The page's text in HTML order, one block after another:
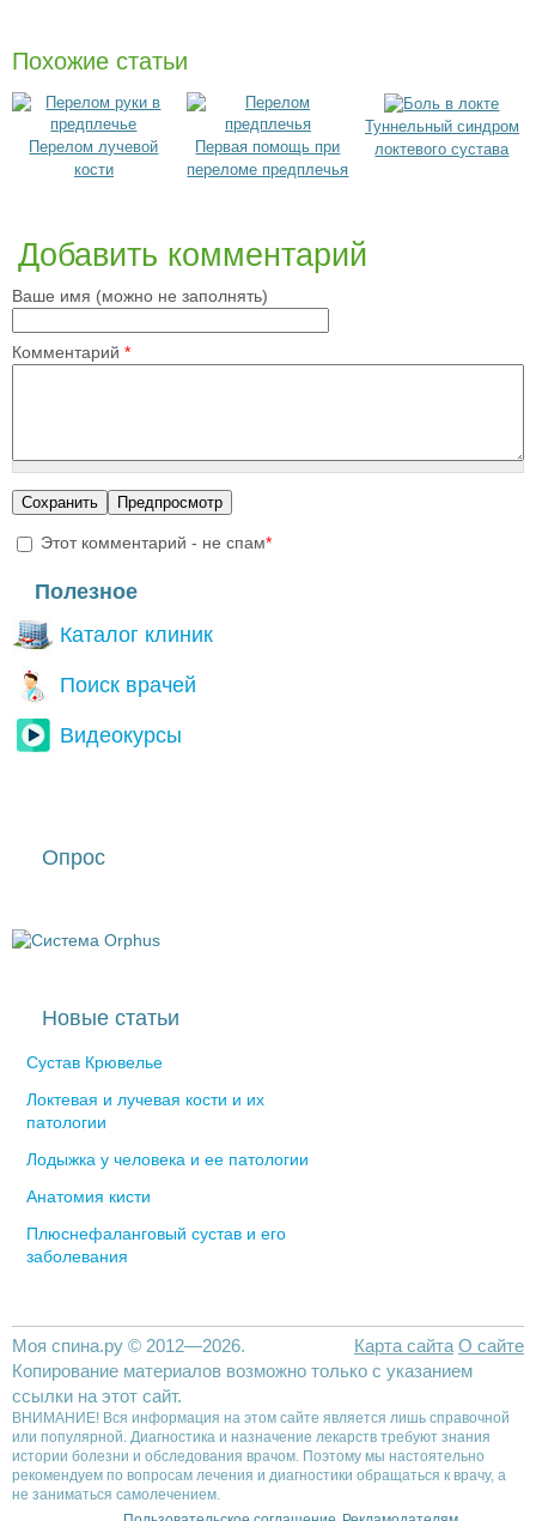
Похожие статьи
Перелом лучевой
кости
Первая помощь при
переломе предплечья
Туннельный синдром
локтевого сустава
Добавить комментарий
Ваше имя (можно не заполнять)
Комментарий *
Этот комментарий - не спам*
Полезное
Каталог клиник
Поиск врачей
Видеокурсы
Опрос
Новые статьи
Сустав Крювелье
Локтевая и лучевая кости и их
патологии
Лодыжка у человека и ее патологии
Анатомия кисти
Плюснефаланговый сустав и его
заболевания
Карта сайта О сайте
Моя спина.ру © 2012—2026.
Копирование материалов возможно только с указанием
ссылки на этот сайт.
ВНИМАНИЕ! Вся информация на этом сайте является лишь справочной
или популярной. Диагностика и назначение лекарств требуют знания
истории болезни и обследования врачом. Поэтому мы настоятельно
рекомендуем по вопросам лечения и диагностики обращаться к врачу, а
не заниматься самолечением.